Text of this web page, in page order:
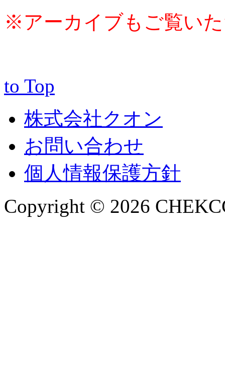
※アーカイブもご覧い
to Top
株式会社クオン
お問い合わせ
個人情報保護方針
Copyright © 2026